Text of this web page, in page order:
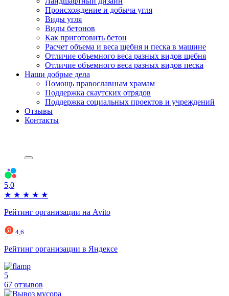
Происхождение и добыча угля
Виды угля
Виды бетонов
Как приготовить бетон
Расчет объема и веса щебня и песка в машине
Отличие объемного веса разных видов щебня
Отличие объемного веса разных видов песка
Наши добрые дела
Помощь православным храмам
Поддержка скаутских отрядов
Поддержка социальных проектов и учреждений
Отзывы
Контакты
5,0
★ ★ ★ ★ ★
Рейтинг организации на Avito
4,6
Рейтинг организации в Яндексе
5
67 отзывов